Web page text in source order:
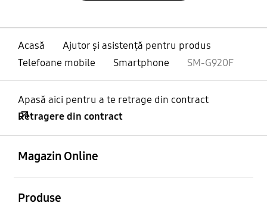
Acasă
Ajutor și asistență pentru produs
Telefoane mobile
Smartphone SM-G920F
Apasă aici pentru a te retrage din contract
Retragere din contract
Magazin Online
Produse